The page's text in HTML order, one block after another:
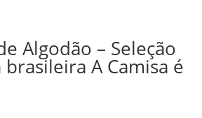
Algodão – Seleção
A Camisa é